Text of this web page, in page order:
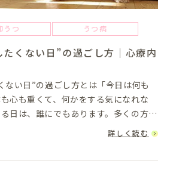
うつ うつ病
くない日”の過ごし方｜心療内
ない日”の過ごし方とは「今日は何も
心も重くて、何かをする気になれな
日は、誰にでもあります。多くの方
きゃ」と思いつつも、「このままでいい
詳しく読む